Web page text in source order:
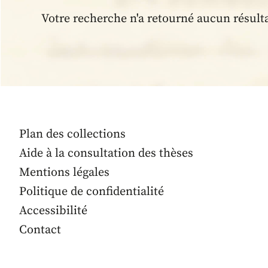
Votre recherche n'a retourné aucun
Plan des collections
Aide à la consultation des thèses
Mentions légales
Politique de confidentialité
Accessibilité
Contact